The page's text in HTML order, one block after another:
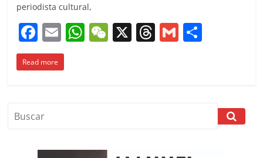
periodista cultural,
F
a
c
o
o
E
m
ai
W
p
W X T G
ar
tir
Read more